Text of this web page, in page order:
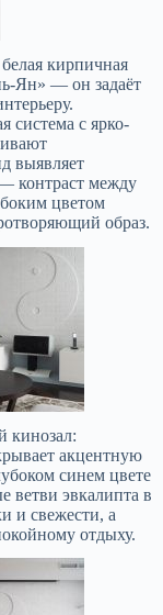
кирпичная
Ян» — он задаёт
система с ярко-
выявляет
контраст между
цветом
образ.
кинозал:
акцентную
синем цвете
ветви эвкалипта в
и свежести, а
отдыху.